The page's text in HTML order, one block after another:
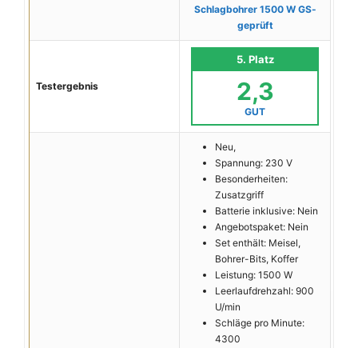
Schlagbohrer 1500 W GS-
geprüft
Testergebnis
5. Platz
2,3
GUT
Neu,
Spannung: 230 V
Besonderheiten:
Zusatzgriff
Batterie inklusive: Nein
Angebotspaket: Nein
Set enthält: Meisel,
Bohrer-Bits, Koffer
Leistung: 1500 W
Leerlaufdrehzahl: 900
U/min
Schläge pro Minute:
4300